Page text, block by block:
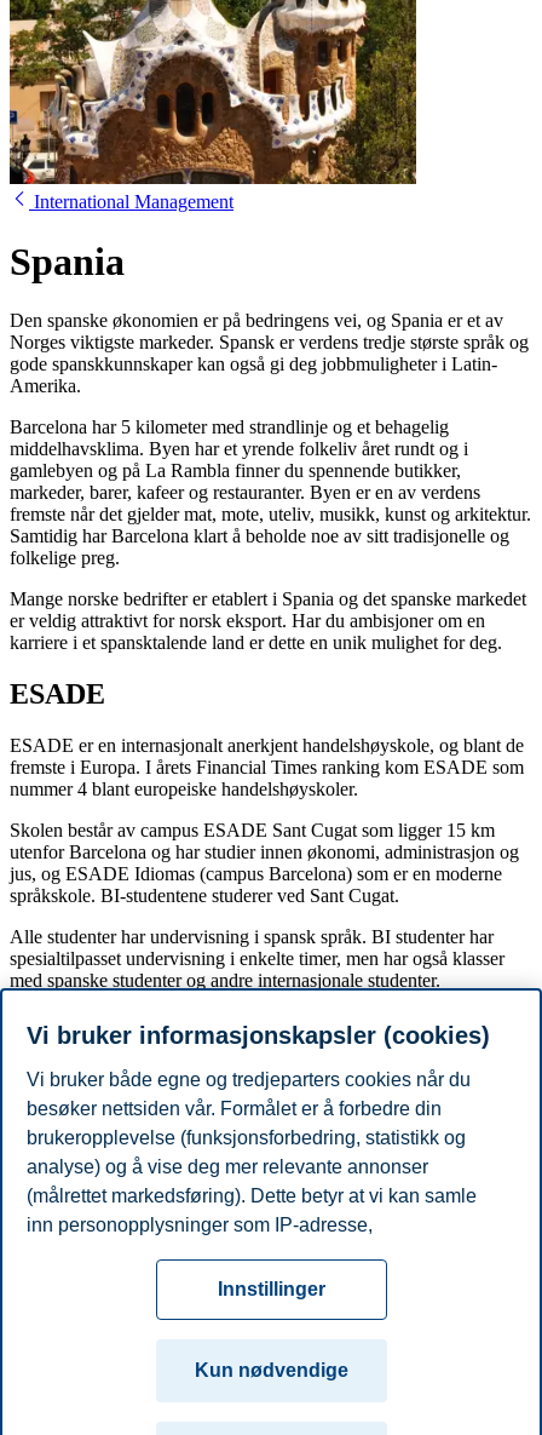
International Management
Spania
Den spanske økonomien er på bedringens vei, og Spania er et av
Norges viktigste markeder. Spansk er verdens tredje største språk og
gode spanskkunnskaper kan også gi deg jobbmuligheter i Latin-
Amerika.
Barcelona har 5 kilometer med strandlinje og et behagelig
middelhavsklima. Byen har et yrende folkeliv året rundt og i
gamlebyen og på La Rambla finner du spennende butikker,
markeder, barer, kafeer og restauranter. Byen er en av verdens
fremste når det gjelder mat, mote, uteliv, musikk, kunst og arkitektur.
Samtidig har Barcelona klart å beholde noe av sitt tradisjonelle og
folkelige preg.
Mange norske bedrifter er etablert i Spania og det spanske markedet
er veldig attraktivt for norsk eksport. Har du ambisjoner om en
karriere i et spansktalende land er dette en unik mulighet for deg.
ESADE
ESADE er en internasjonalt anerkjent handelshøyskole, og blant de
fremste i Europa. I årets Financial Times ranking kom ESADE som
nummer 4 blant europeiske handelshøyskoler.
Skolen består av campus ESADE Sant Cugat som ligger 15 km
utenfor Barcelona og har studier innen økonomi, administrasjon og
jus, og ESADE Idiomas (campus Barcelona) som er en moderne
språkskole. BI-studentene studerer ved Sant Cugat.
Alle studenter har undervisning i spansk språk. BI studenter har
spesialtilpasset undervisning i enkelte timer, men har også klasser
med spanske studenter og andre internasjonale studenter.
Bomuligheter
ESADE tilbyr boliger ved campus Sant Cugat, men de aller fleste
studentene velger å leie privat i Barcelona.
Akademisk kalender
Høstsemesteret er fra august/september til desember. Vårsemesteret
varer fra januar til juni.
Tilgjengelighetserklæring
Kontakt oss
TrondheimStavanger
Vi bruker informasjonskapsler (cookies)
Vi bruker både egne og tredjeparters cookies når du
besøker nettsiden vår. Formålet er å forbedre din
brukeropplevelse (funksjonsforbedring, statistikk og
analyse) og å vise deg mer relevante annonser
(målrettet markedsføring). Dette betyr at vi kan samle
inn personopplysninger som IP-adresse,
cookies som er nødvendige for at nettsiden skal
fungere, kan du enten godta alle eller tilpasse ditt
samtykke ved å endre innstillinger.
Les mer om våre informasjonskapsler, hvilke
opplysninger vi samler inn og formålene i innstillinger
Innstillinger
Kun nødvendige